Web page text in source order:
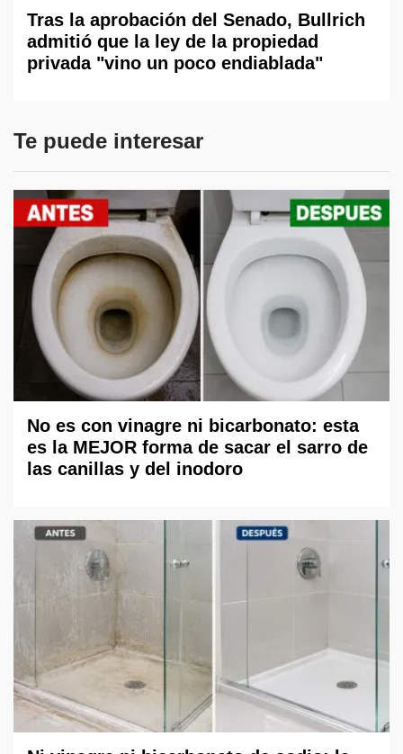
Tras la aprobación del Senado, Bullrich
admitió que la ley de la propiedad
privada "vino un poco endiablada"
Te puede interesar
No es con vinagre ni bicarbonato: esta
es la MEJOR forma de sacar el sarro de
las canillas y del inodoro